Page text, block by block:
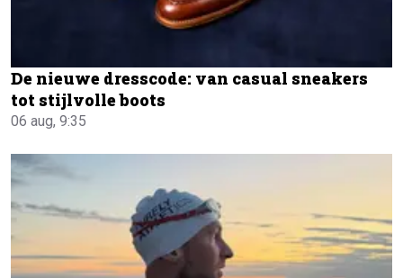
De nieuwe dresscode: van casual sneakers
tot stijlvolle boots
06 aug, 9:35